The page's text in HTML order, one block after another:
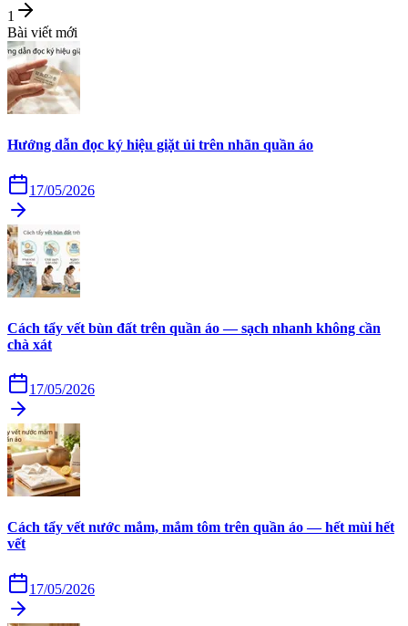
1
Bài viết mới
Hướng dẫn đọc ký hiệu giặt ủi trên nhãn quần áo
17/05/2026
Cách tẩy vết bùn đất trên quần áo — sạch nhanh không cần
chà xát
17/05/2026
Cách tẩy vết nước mắm, mắm tôm trên quần áo — hết mùi hết
vết
17/05/2026